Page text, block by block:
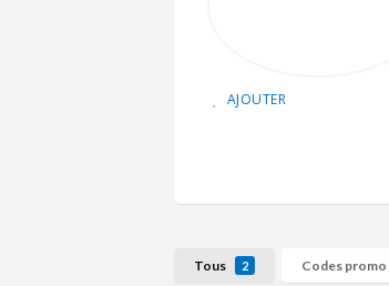
AJOUTER
Tous 2 Codes promo